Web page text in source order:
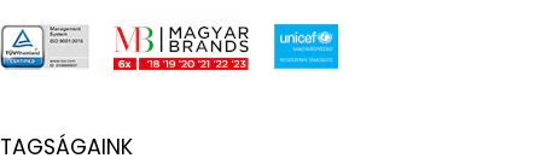
TAGSÁGAINK